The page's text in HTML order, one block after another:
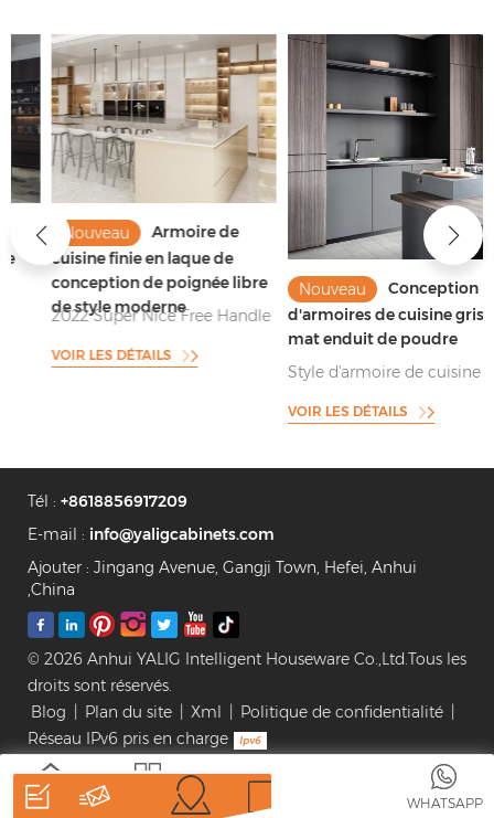
Nouveau
Armoire de
cuisine finie en laque de
conception de poignée libre
de style moderne
2022 Super Nice Free Handle
VOIR LES DÉTAILS
Nouveau
Conception
d'armoires de cuisine gris
mat enduit de poudre
Style d'armoire de cuisine gris
empreintes digitales
VOIR LES DÉTAILS
Tél : +8618856917209
E-mail : info@yaligcabinets.com
Ajouter : Jingang Avenue, Gangji Town, Hefei, Anhui
,China
© 2026 Anhui YALIG Intelligent Houseware Co.,Ltd.Tous les
droits sont réservés.
Blog
Plan du site Xml Politique de confidentialité
Réseau IPv6 pris en charge
MAISON WHATSAPP